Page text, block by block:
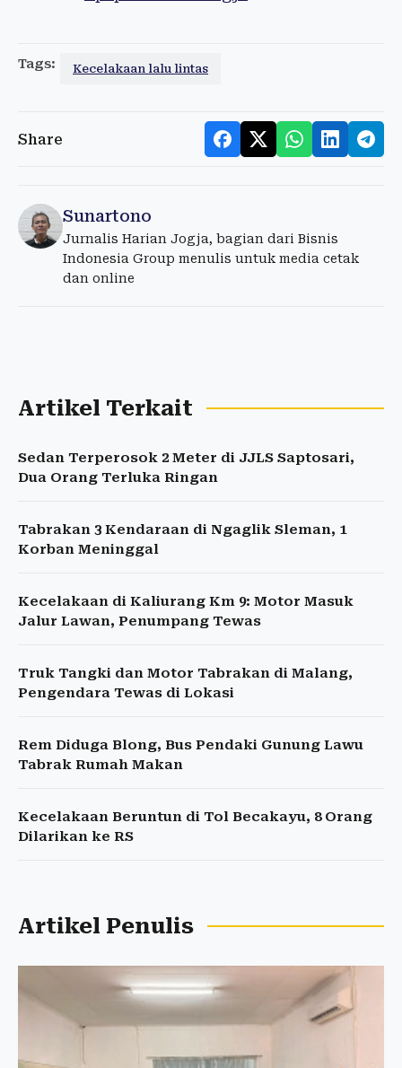
Tags: Kecelakaan lalu lintas
Share
Sunartono
Jurnalis Harian Jogja, bagian dari Bisnis
Indonesia Group menulis untuk media cetak
dan online
Artikel Terkait
Sedan Terperosok 2 Meter di JJLS Saptosari,
Dua Orang Terluka Ringan
Tabrakan 3 Kendaraan di Ngaglik Sleman, 1
Korban Meninggal
Kecelakaan di Kaliurang Km 9: Motor Masuk
Jalur Lawan, Penumpang Tewas
Truk Tangki dan Motor Tabrakan di Malang,
Pengendara Tewas di Lokasi
Rem Diduga Blong, Bus Pendaki Gunung Lawu
Tabrak Rumah Makan
Kecelakaan Beruntun di Tol Becakayu, 8 Orang
Dilarikan ke RS
Artikel Penulis